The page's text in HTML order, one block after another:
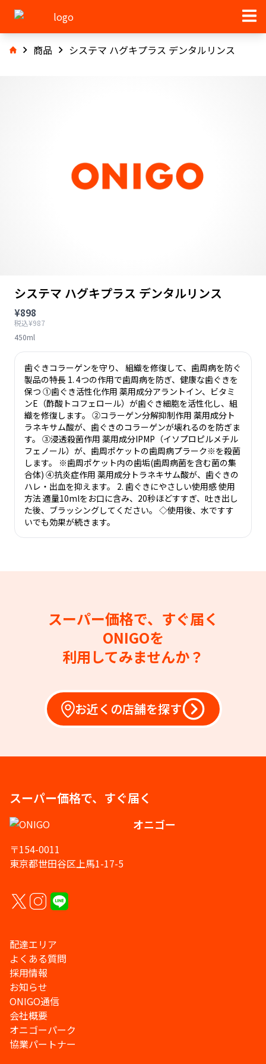
商品 システマ ハグキプラス デンタルリンス
システマ ハグキプラス デンタルリンス
¥898
税込¥987
450ml
歯ぐきコラーゲンを守り、 組織を修復して、歯周病を防ぐ
製品の特長 1. 4つの作用で歯周病を防ぎ、健康な歯ぐきを
保つ ①歯ぐき活性化作用 薬用成分アラントイン、ビタミ
ンE（酢酸トコフェロール）が歯ぐき細胞を活性化し、組
織を修復します。 ②コラーゲン分解抑制作用 薬用成分ト
ラネキサム酸が、歯ぐきのコラーゲンが壊れるのを防ぎま
す。 ③浸透殺菌作用 薬用成分IPMP（イソプロピルメチル
フェノール）が、歯周ポケットの歯周病プラーク※を殺菌
します。 ※歯周ポケット内の歯垢(歯周病菌を含む菌の集
合体) ④抗炎症作用 薬用成分トラネキサム酸が、歯ぐきの
ハレ・出血を抑えます。 2. 歯ぐきにやさしい使用感 使用
方法 適量10mlをお口に含み、20秒ほどすすぎ、吐き出し
た後、ブラッシングしてください。 ◇使用後、水ですす
いでも効果が続きます。
スーパー価格で、すぐ届く
ONIGOを
利用してみませんか？
お近くの店舗を探す
スーパー価格で、すぐ届く
オニゴー
〒154-0011
東京都世田谷区上馬1-17-5
配達エリア
よくある質問
採用情報
お知らせ
ONIGO通信
会社概要
オニゴーパーク
協業パートナー